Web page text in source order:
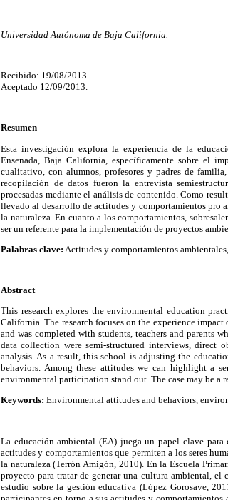
Universidad Autónoma de Baja California
Recibido: 19/08/2013.
Aceptado 12/09/2013.
Resumen
Esta investigación explora la experiencia de la
Ensenada, Baja California, específicamente sobre el
cualitativo, con alumnos, profesores y padres de
recopilación de datos fueron la entrevista
procesadas mediante el análisis de contenido. Como
llevado al desarrollo de actitudes y comportamientos pro
la naturaleza. En cuanto a los comportamientos,
ser un referente para la implementación de proyectos
Palabras clave: Actitudes y comportamientos
Abstract
This research explores the environmental education
California. The research focuses on the experience
and was completed with students, teachers and parents
data collection were semi-structured interviews, direct
analysis. As a result, this school is adjusting the
behaviors. Among these attitudes we can highlight a
environmental participation stand out. The case may be
Keywords: Environmental attitudes and behaviors,
La educación ambiental (EA) juega un papel clave
actitudes y comportamientos que permiten a los seres
la naturaleza (Terrón Amigón, 2010). En la Escuela
proyecto para tratar de generar una cultura ambiental, el
estudio sobre la gestión educativa (López Gorosave,